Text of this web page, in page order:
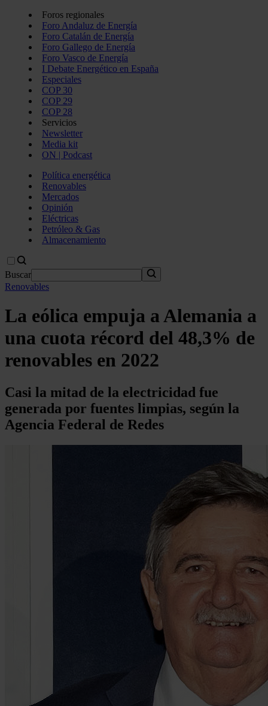
Foros regionales
Foro Andaluz de Energía
Foro Catalán de Energía
Foro Gallego de Energía
Foro Vasco de Energía
I Debate Energético en España
Especiales
COP 30
COP 29
COP 28
Servicios
Newsletter
Media kit
ON | Podcast
Política energética
Renovables
Mercados
Opinión
Eléctricas
Petróleo & Gas
Almacenamiento
Buscar
Renovables
La eólica empuja a Alemania a
una cuota récord del 48,3% de
renovables en 2022
Casi la mitad de la electricidad fue
generada por fuentes limpias, según la
Agencia Federal de Redes